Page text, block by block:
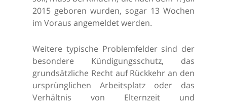
2015 geboren wurden, sogar 13 Wochen
im Voraus angemeldet werden.
Weitere typische Problemfelder sind der
besondere Kündigungsschutz, das
grundsätzliche Recht auf Rückkehr an den
ursprünglichen Arbeitsplatz oder das
Verhältnis von Elternzeit und